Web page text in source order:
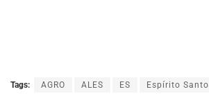
Tags: AGRO ALES ES Espírito Santo